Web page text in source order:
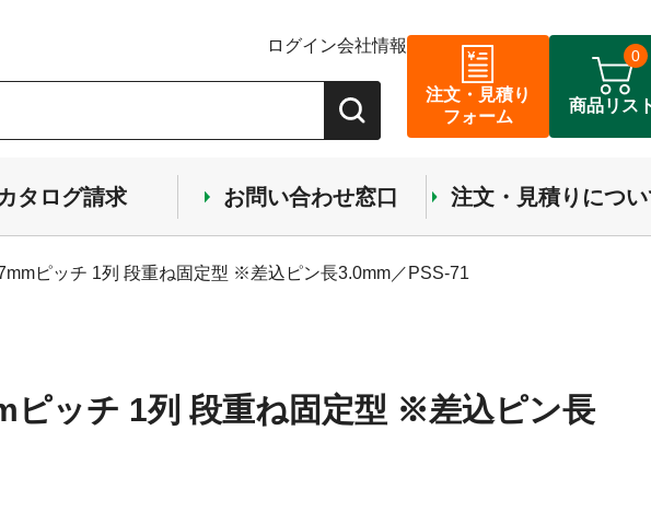
ログイン会社情報
注文・見積り
フォーム
商品リス
0
タログ請求 お問い合わせ窓口 注文・見積りにつ
ピッチ 1列 段重ね固定型 ※差込ピン長3.0mm／PSS-71
ピッチ 1列 段重ね固定型 ※差込ピン長